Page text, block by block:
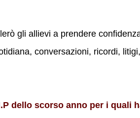
gli allievi a prendere
conversazioni, ricordi, litigi,
dello scorso anno per i quali